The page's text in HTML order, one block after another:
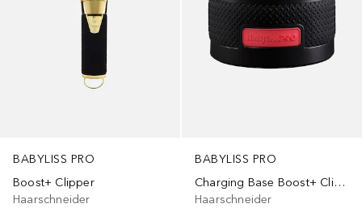
BABYLISS PRO
Boost+ Clipper
Haarschneider
BABYLISS PRO
Charging Base Boost+ Clipper
Haarschneider